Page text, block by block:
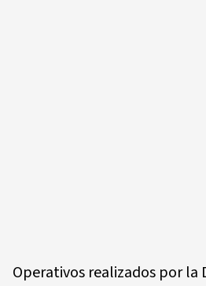
Operativos realizados por la